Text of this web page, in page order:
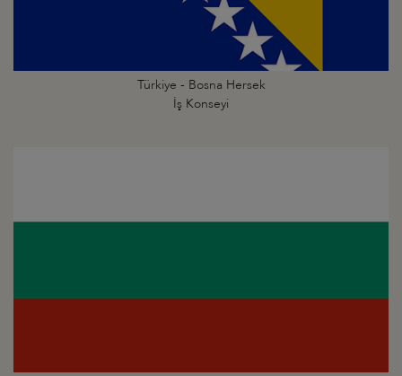
Türkiye - Bosna Hersek
İş Konseyi